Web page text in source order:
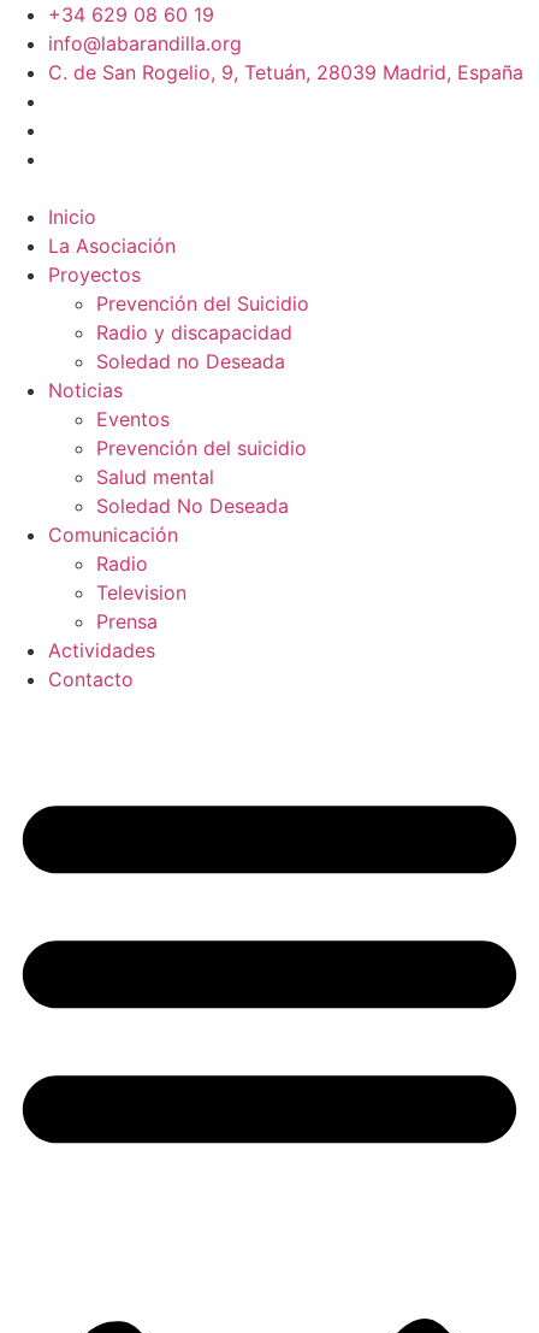
+34 629 08 60 19
info@labarandilla.org
C. de San Rogelio, 9, Tetuán, 28039 Madrid, España
Inicio
La Asociación
Proyectos
Prevención del Suicidio
Radio y discapacidad
Soledad no Deseada
Noticias
Eventos
Prevención del suicidio
Salud mental
Soledad No Deseada
Comunicación
Radio
Television
Prensa
Actividades
Contacto